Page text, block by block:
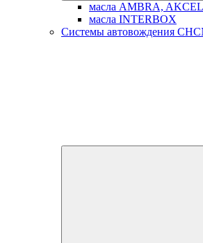
масла AMBRA,
масла INTERBOX
Системы автовождения